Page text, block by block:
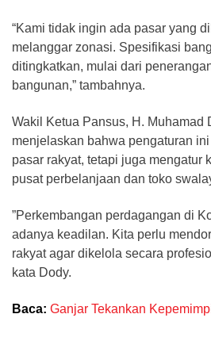
“Kami tidak ingin ada pasar yang
melanggar zonasi. Spesifikasi
ditingkatkan, mulai dari
bangunan,” tambahnya.
Wakil Ketua Pansus, H. Muhamad
menjelaskan bahwa pengaturan
pasar rakyat, tetapi juga mengatur
pusat perbelanjaan dan toko
”Perkembangan perdagangan di
adanya keadilan. Kita perlu
rakyat agar dikelola secara
kata Dody.
Baca: Ganjar Tekankan